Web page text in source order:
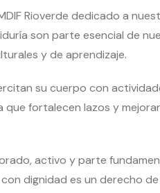
Rioverde dedicado a
son parte esencial de
y de aprendizaje.
su cuerpo con
fortalecen lazos y
activo y parte
dignidad es un derecho